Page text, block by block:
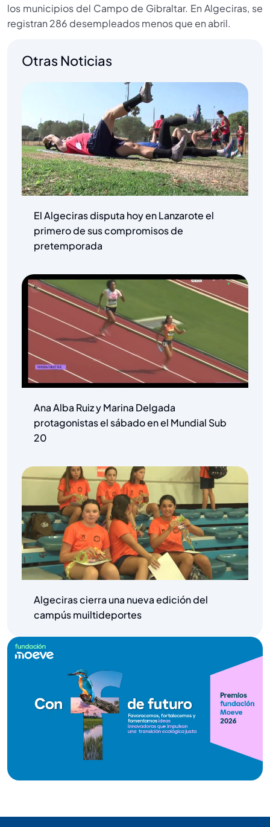
los municipios del Campo de Gibraltar. En Algeciras, se
registran 286 desempleados menos que en abril.
Otras Noticias
El Algeciras disputa hoy en Lanzarote el
primero de sus compromisos de
pretemporada
Ana Alba Ruiz y Marina Delgada
protagonistas el sábado en el Mundial Sub
20
Algeciras cierra una nueva edición del
campús muiltideportes